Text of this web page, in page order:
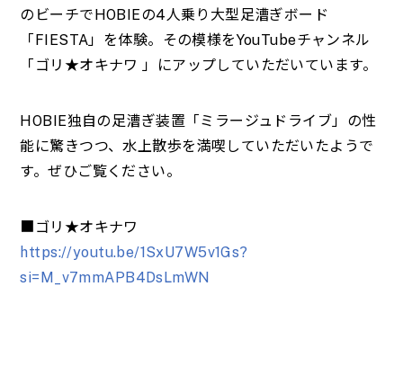
のビーチでHOBIEの4人乗り大型足漕ぎボード
「FIESTA」を体験。その模様をYouTubeチャンネル
「ゴリ★オキナワ 」にアップしていただいています。
HOBIE独自の足漕ぎ装置「ミラージュドライブ」の性
能に驚きつつ、水上散歩を満喫していただいたようで
す。ぜひご覧ください。
■ゴリ★オキナワ
https://youtu.be/1SxU7W5v1Gs?
si=M_v7mmAPB4DsLmWN